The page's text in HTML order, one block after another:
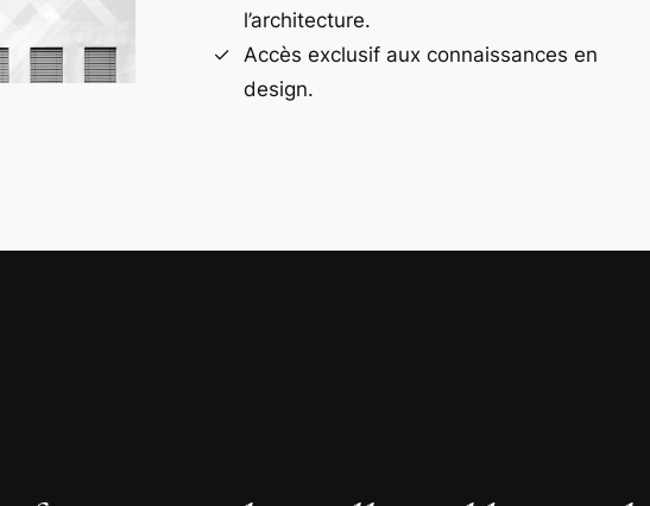
l’architecture.
Accès exclusif aux connaissances en
design.